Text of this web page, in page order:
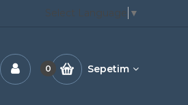
Select Language ▼
0 Sepetim